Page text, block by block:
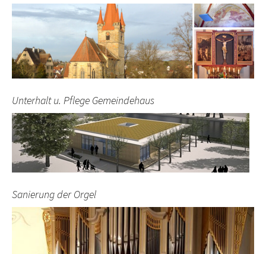
Unterhalt u. Pflege Gemeindehaus
Sanierung der Orgel